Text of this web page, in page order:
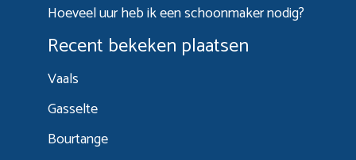
Hoeveel uur heb ik een schoonmaker nodig?
Recent bekeken plaatsen
Vaals
Gasselte
Bourtange